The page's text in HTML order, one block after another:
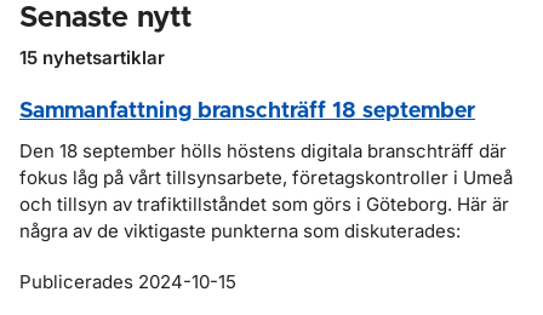
Senaste nytt
15 nyhetsartiklar
Sammanfattning branschträff 18 september
Den 18 september hölls höstens digitala branschträff där
fokus låg på vårt tillsynsarbete, företagskontroller i Umeå
och tillsyn av trafiktillståndet som görs i Göteborg. Här är
några av de viktigaste punkterna som diskuterades:
Publicerades 2024-10-15